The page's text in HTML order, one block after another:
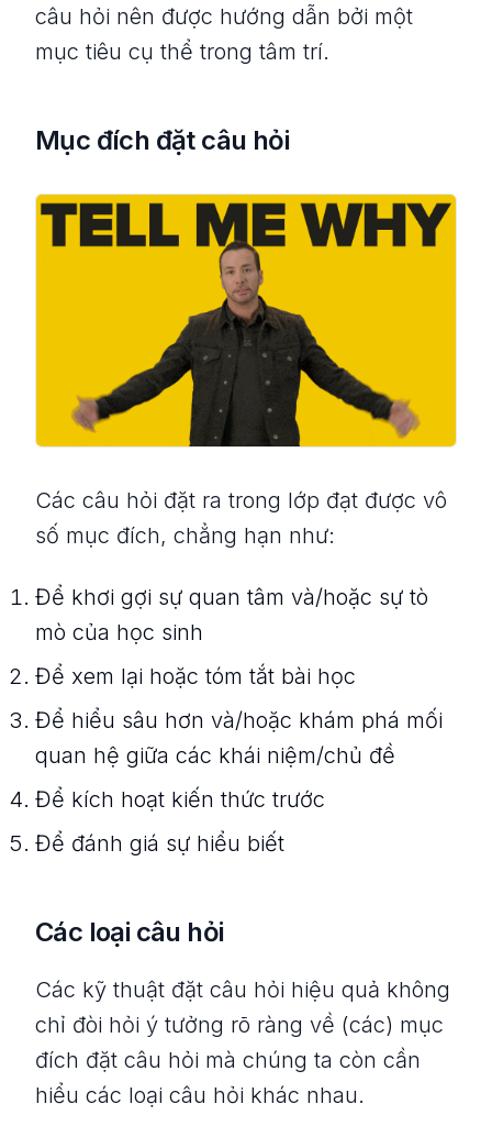
câu hỏi nên được hướng dẫn bởi một
mục tiêu cụ thể trong tâm trí.
Mục đích đặt câu hỏi
Các câu hỏi đặt ra trong lớp đạt được vô
số mục đích, chẳng hạn như:
Để khơi gợi sự quan tâm và/hoặc sự tò
mò của học sinh
Để xem lại hoặc tóm tắt bài học
Để hiểu sâu hơn và/hoặc khám phá mối
quan hệ giữa các khái niệm/chủ đề
Để kích hoạt kiến ​​thức trước
Để đánh giá sự hiểu biết
Các loại câu hỏi
Các kỹ thuật đặt câu hỏi hiệu quả không
chỉ đòi hỏi ý tưởng rõ ràng về (các) mục
đích đặt câu hỏi mà chúng ta còn cần
hiểu các loại câu hỏi khác nhau.